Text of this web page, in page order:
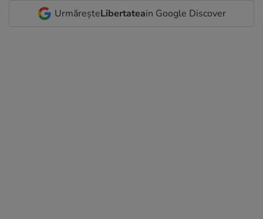
UrmăreșteLibertateain Google Discover